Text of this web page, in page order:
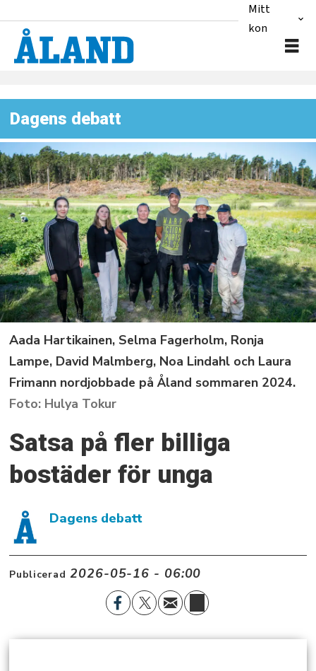
Mitt
konto
Dagens debatt
Aada Hartikainen, Selma Fagerholm, Ronja
Lampe, David Malmberg, Noa Lindahl och Laura
Frimann nordjobbade på Åland sommaren 2024.
Hulya Tokur
Satsa på fler billiga
bostäder för unga
Dagens debatt
Publicerad 2026-05-16 - 06:00